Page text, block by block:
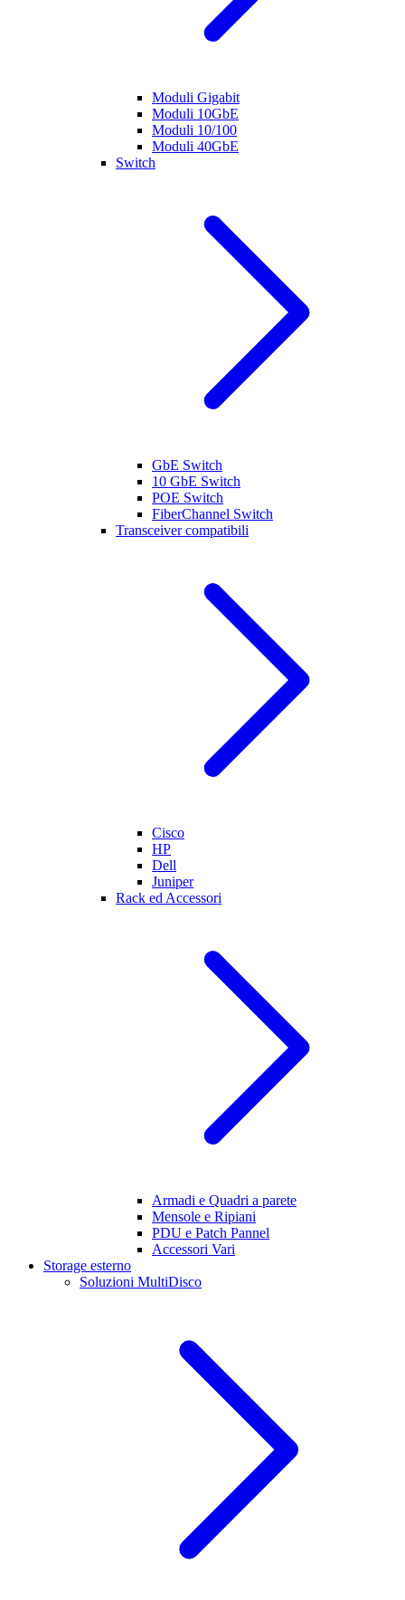
Moduli Gigabit
Moduli 10GbE
Moduli 10/100
Moduli 40GbE
Switch
GbE Switch
10 GbE Switch
POE Switch
FiberChannel Switch
Transceiver compatibili
Cisco
HP
Dell
Juniper
Rack ed Accessori
Armadi e Quadri a parete
Mensole e Ripiani
PDU e Patch Pannel
Accessori Vari
Storage esterno
Soluzioni MultiDisco